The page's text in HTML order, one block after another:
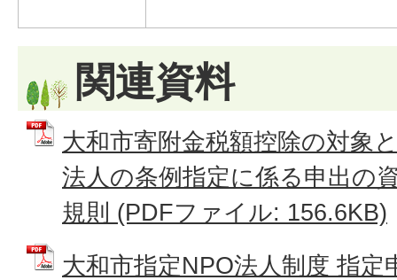
関連資料
大和市寄附金税額控除の対象
法人の条例指定に係る申出の
規則 (PDFファイル: 156.6KB)
大和市指定NPO法人制度 指